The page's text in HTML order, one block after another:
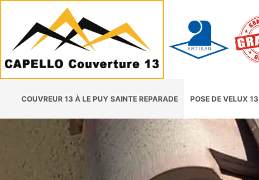
COUVREUR 13 À LE PUY SAINTE REPARADE POSE DE VELUX 13